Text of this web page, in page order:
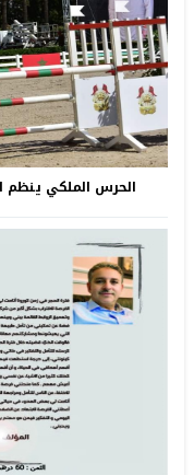
الحرس الملكي ينظم